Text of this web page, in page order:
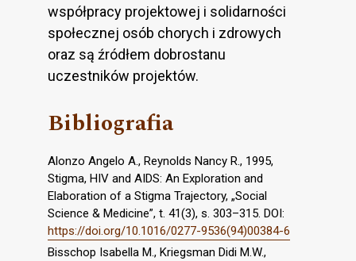
współpracy projektowej i solidarności
społecznej osób chorych i zdrowych
oraz są źródłem dobrostanu
uczestników projektów.
Bibliografia
Alonzo Angelo A., Reynolds Nancy R., 1995,
Stigma, HIV and AIDS: An Exploration and
Elaboration of a Stigma Trajectory, „Social
Science & Medicine”, t. 41(3), s. 303–315. DOI:
https://doi.org/10.1016/0277-9536(94)00384-6
Bisschop Isabella M., Kriegsman Didi M.W.,